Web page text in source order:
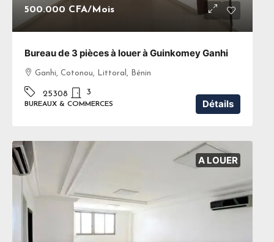
500.000 CFA/Mois
Bureau de 3 pièces à louer à Guinkomey Ganhi
Ganhi, Cotonou, Littoral, Bénin
25308 3
BUREAUX & COMMERCES Détails
A LOUER